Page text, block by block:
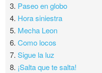
3. Paseo en globo
4. Hora siniestra
5. Mecha Leon
6.Como locos
7.Sigue la luz
8. ¡Salta que te salta!